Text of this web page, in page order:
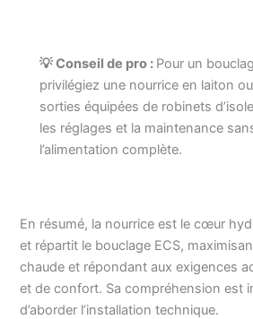
💡 Conseil de pro : Pour un
privilégiez une nourrice en laiton
sorties équipées de robinets
les réglages et la maintenance
l’alimentation complète.
En résumé, la nourrice est le cœur
et répartit le bouclage ECS,
chaude et répondant aux exigences
et de confort. Sa compréhension est
d’aborder l’installation technique.